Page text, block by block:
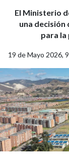
El Ministerio
una
para la
19 de Mayo 2026,